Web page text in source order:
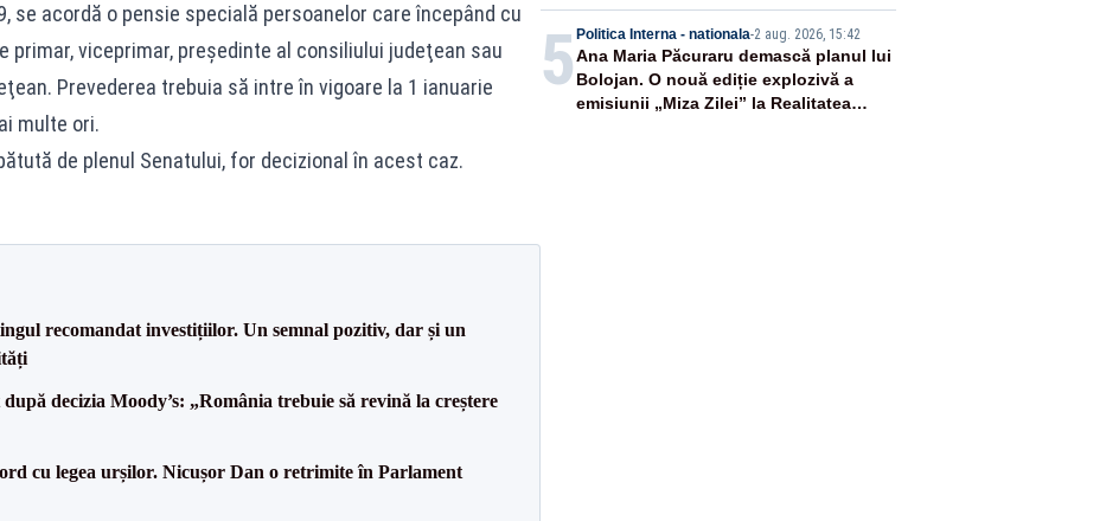
se acordă o pensie specială persoanelor care începând cu
primar, viceprimar, preşedinte al consiliului judeţean sau
Prevederea trebuia să intre în vigoare la 1 ianuarie
multe ori.
de plenul Senatului, for decizional în acest caz.
recomandat investițiilor. Un semnal pozitiv, dar și un
decizia Moody’s: „România trebuie să revină la creștere
cu legea urșilor. Nicușor Dan o retrimite în Parlament
5 Politica Interna - nationala-2 aug. 2026, 15:42
Ana Maria Păcuraru demască planul lui
Bolojan. O nouă ediție explozivă a
emisiunii „Miza Zilei” la Realitatea